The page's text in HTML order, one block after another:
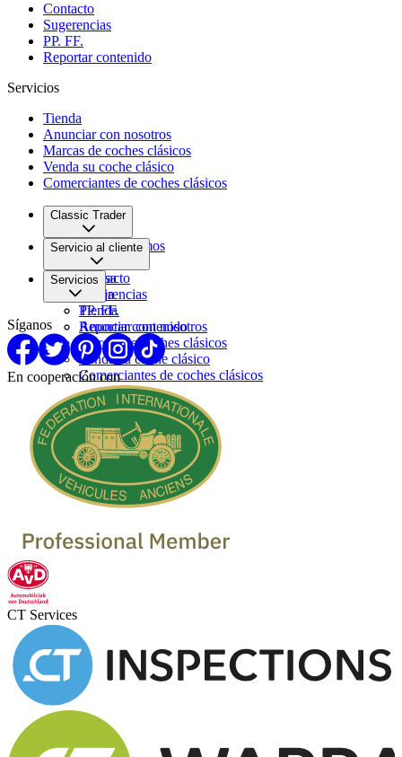
Contacto
Sugerencias
PP. FF.
Reportar contenido
Servicios
Tienda
Anunciar con nosotros
Marcas de coches clásicos
Venda su coche clásico
Comerciantes de coches clásicos
Classic Trader
Quiénes somos
Empleo
Prensa
Pareja
Servicio al cliente
Contacto
Sugerencias
PP. FF.
Reportar contenido
Servicios
Tienda
Anunciar con nosotros
Marcas de coches clásicos
Venda su coche clásico
Comerciantes de coches clásicos
Síganos
En cooperación con
CT Services